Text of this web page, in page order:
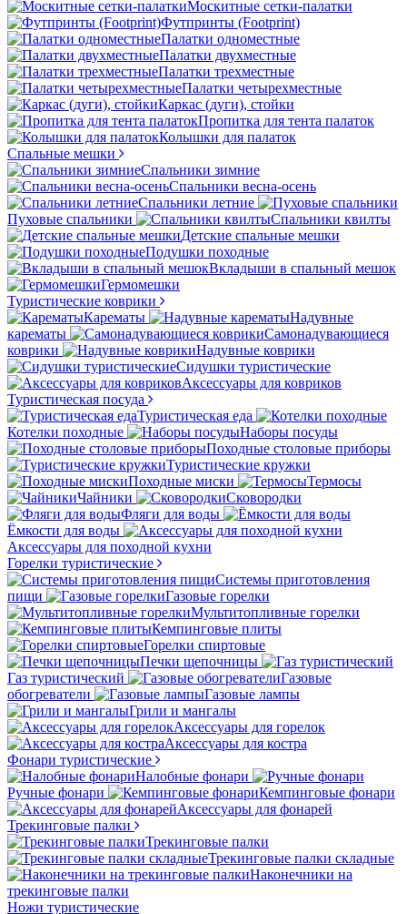
Москитные сетки-палатки
Футпринты (Footprint)
Палатки одноместные
Палатки двухместные
Палатки трехместные
Палатки четырехместные
Каркас (дуги), стойки
Пропитка для тента палаток
Колышки для палаток
Спальные мешки
Спальники зимние
Спальники весна-осень
Спальники летние
Пуховые спальники
Спальники квилты
Детские спальные мешки
Подушки походные
Вкладыши в спальный мешок
Гермомешки
Туристические коврики
Карематы
Надувные
карематы
Самонадувающиеся
коврики
Надувные коврики
Сидушки туристические
Аксессуары для ковриков
Туристическая посуда
Туристическая еда
Котелки походные
Наборы посуды
Походные столовые приборы
Туристические кружки
Походные миски
Термосы
Чайники
Сковородки
Фляги для воды
Ёмкости для воды
Аксессуары для походной кухни
Горелки туристические
Системы приготовления
пищи
Газовые горелки
Мультитопливные горелки
Кемпинговые плиты
Горелки спиртовые
Печки щепочницы
Газ туристический
Газовые
обогреватели
Газовые лампы
Грили и мангалы
Аксессуары для горелок
Аксессуары для костра
Фонари туристические
Налобные фонари
Ручные фонари
Кемпинговые фонари
Аксессуары для фонарей
Трекинговые палки
Трекинговые палки
Трекинговые палки складные
Наконечники на
трекинговые палки
Ножи туристические